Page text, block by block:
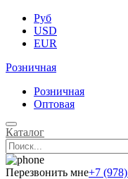
Руб
USD
EUR
Розничная
Розничная
Оптовая
Каталог
Перезвонить мне+7